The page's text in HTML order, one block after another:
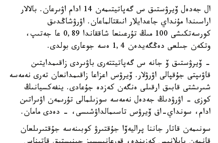
ال جەدەل ۆيرۋستىق س گەپاتيتىمەن 14 ادام اۋىرعان. بالالار
اراسىندا مۇنداي جاعدايلار انىقتالماعان. اۋرۋشاڭدىق
كورسەتكىشى 100 مىڭ تۇرعىنعا شاققاندا 0,89 عا جەتىپ،
وتكەن جىلعى دەڭگەيدەن 1,4 ەسە جوعارى بولدى.
- ۆيرۋستىق ۆ جانە س گەپاتيتتەرى باۋىردى زاقىمدايتىن
قاۋىپتى جۇقپالى اۋرۋلار. ۆيرۋس اعزاعا زاقىمدانعان تەرى نەمەسە
شىرىشتى قابىق ارقىلى ەنگەن كەزدە جۇعادى. ينفەكسيانىڭ
كوزى - اۋرۋدىڭ جەدەل نەمەسە سوزىلمالى تۇرىمەن اۋىراتىن
ادام، سونداي-اق ۆيرۋس تاسىمالداۋشىسى، - دەدى مامان.
سونىمەن قاتار جاننا پراليەۆا جۇقتىرۋ كوبىنەسە جۇقتىرىلعان